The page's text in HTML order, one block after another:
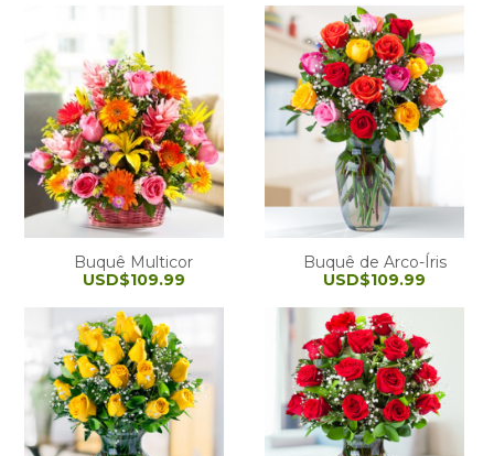
Buquê Multicor
USD$109.99
Buquê de Arco-Íris
USD$109.99